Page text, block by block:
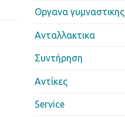
Οργανα γυμναστικης
Ανταλλακτικα
Συντήρηση
Αντίκες
Service